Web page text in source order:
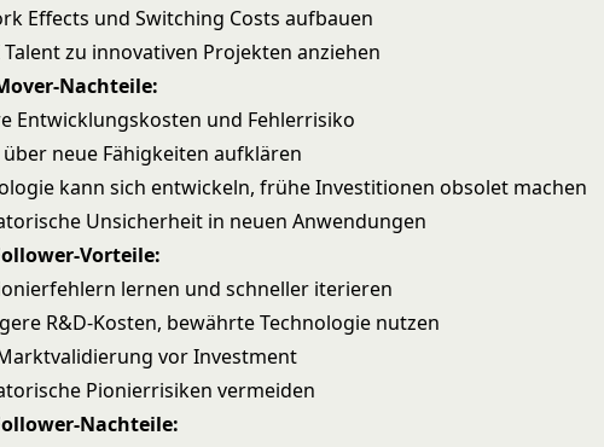
Effects und Switching Costs aufbauen
Talent zu innovativen Projekten anziehen
Nachteile:
Entwicklungskosten und Fehlerrisiko
neue Fähigkeiten aufklären
kann sich entwickeln, frühe Investitionen obsolet machen
Unsicherheit in neuen Anwendungen
Vorteile:
lernen und schneller iterieren
R&D-Kosten, bewährte Technologie nutzen
vor Investment
Pionierrisiken vermeiden
Nachteile: